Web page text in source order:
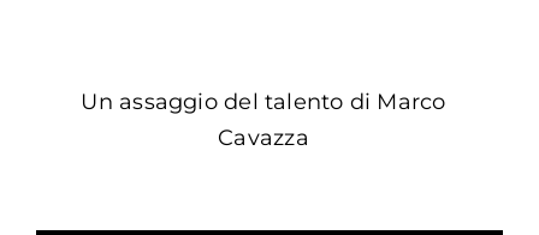
Un assaggio del talento di Marco
Cavazza